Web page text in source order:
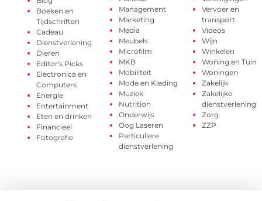
Boeken en
Tijdschriften
Cadeau
Dienstverlening
Dieren
Editor's Picks
Electronica en
Computers
Energie
Entertainment
Eten en drinken
Financieel
Fotografie
Management
Marketing
Media
Meubels
Microfilm
MKB
Mobiliteit
Mode en Kleding
Muziek
Nutrition
Onderwijs
Oog Laseren
Particuliere
dienstverlening
Vervoer en
transport
Videos
Wijn
Winkelen
Woning en Tuin
Woningen
Zakelijk
Zakelijke
dienstverlening
Zorg
ZZP